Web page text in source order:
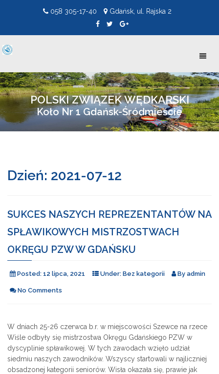
058 305-17-40 Gdańsk, ul. Rajska 2
POLSKI ZWIĄZEK WĘDKARSKI
Koło Nr 1 Gdańsk-Śródmieście
Dzień: 2021-07-12
SUKCES NASZYCH REPREZENTANTÓW NA
SPŁAWIKOWYCH MISTRZOSTWACH
OKRĘGU PZW W GDAŃSKU
Posted: 12 lipca, 2021 Under: Bez kategorii By admin
No Comments
W dniach 25-26 czerwca b.r. w miejscowości Szewce na rzece
Wiśle odbyły się mistrzostwa Okręgu Gdańskiego PZW w
dyscyplinie spławikowej. W tych zawodach wzięło udział
siedmiu naszych zawodników. Wszyscy startowali w najliczniej
obsadzonej kategorii seniorów. Wisła okazała się, prawie jak